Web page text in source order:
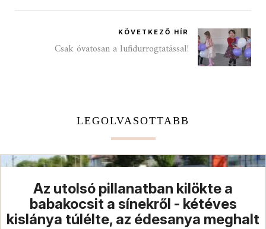
KÖVETKEZŐ HÍR
Csak óvatosan a lufidurrogtatással!
LEGOLVASOTTABB
Az utolsó pillanatban kilökte a
babakocsit a sínekről - kétéves
kislánya túlélte, az édesanya meghalt